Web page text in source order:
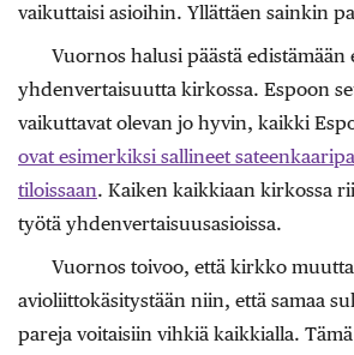
vaikuttaisi asioihin. Yllättäen sainkin
Vuornos halusi päästä edistämään
yhdenvertaisuutta kirkossa. Espoon
vaikuttavat olevan jo hyvin, kaikki
ovat esimerkiksi sallineet
tiloissaan. Kaiken kaikkiaan kirkossa
työtä yhdenvertaisuusasioissa.
Vuornos toivoo, että kirkko
avioliittokäsitystään niin, että samaa
pareja voitaisiin vihkiä kaikkialla.